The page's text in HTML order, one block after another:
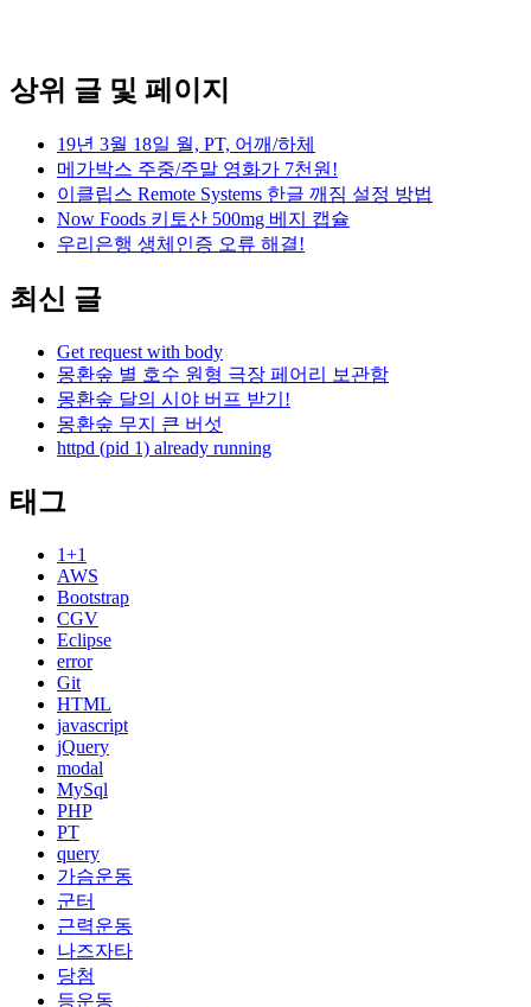
상위 글 및 페이지
19년 3월 18일 월, PT, 어깨/하체
메가박스 주중/주말 영화가 7천원!
이클립스 Remote Systems 한글 깨짐 설정 방법
Now Foods 키토산 500mg 베지 캡슐
우리은행 생체인증 오류 해결!
최신 글
Get request with body
몽환숲 별 호수 원형 극장 페어리 보관함
몽환숲 달의 시야 버프 받기!
몽환숲 무지 큰 버섯
httpd (pid 1) already running
태그
1+1
AWS
Bootstrap
CGV
Eclipse
error
Git
HTML
javascript
jQuery
modal
MySql
PHP
PT
query
가슴운동
군터
근력운동
나즈자타
당첨
등운동